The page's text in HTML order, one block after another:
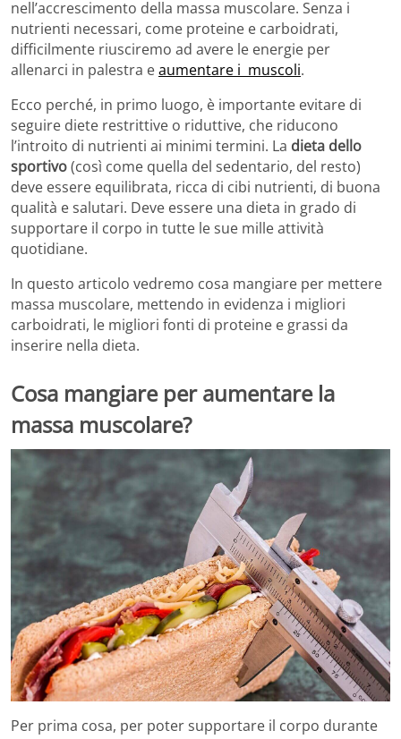
nell’accrescimento della massa muscolare. Senza i
nutrienti necessari, come proteine e carboidrati,
difficilmente riusciremo ad avere le energie per
allenarci in palestra eaumentare i muscoli.
Ecco perché, in primo luogo, è importante evitare di
seguire diete restrittive o riduttive, che riducono
l’introito di nutrienti ai minimi termini. La dieta dello
sportivo(così come quella del sedentario, del resto)
deve essere equilibrata, ricca di cibi nutrienti, di buona
qualità e salutari. Deve essere una dieta in grado di
supportare il corpo in tutte le sue mille attività
quotidiane.
In questo articolo vedremo cosa mangiare per mettere
massa muscolare, mettendo in evidenza i migliori
carboidrati, le migliori fonti di proteine e grassi da
inserire nella dieta.
Cosa mangiare per aumentare la
massa muscolare?
Per prima cosa, per poter supportare il corpo durante